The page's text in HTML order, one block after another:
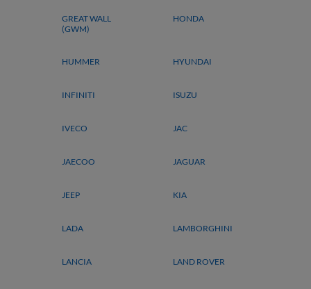
GREAT WALL
(GWM)
HONDA
HUMMER HYUNDAI
INFINITI ISUZU
IVECO JAC
JAECOO JAGUAR
JEEP KIA
LADA LAMBORGHINI
LANCIA LAND ROVER